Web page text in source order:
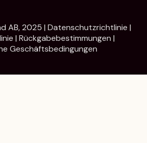
AB, 2025 | Datenschutzrichtlinie |
| Rückgabebestimmungen |
Geschäftsbedingungen